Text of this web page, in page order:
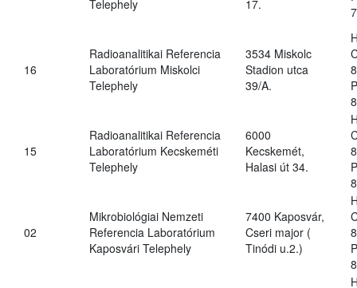
Telephely
17.
16
Radioanalitikai Referencia
Laboratórium Miskolci
Telephely
3534 Miskolc
Stadion utca
39/A.
15
Radioanalitikai Referencia
Laboratórium Kecskeméti
Telephely
6000
Kecskemét,
Halasi út 34.
02
Mikrobiológiai Nemzeti
Referencia Laboratórium
Kaposvári Telephely
7400 Kaposvár,
Cseri major (
Tinódi u.2.)